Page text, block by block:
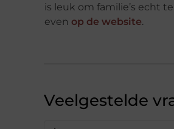
is leuk om familie’s echt
even op de website.
Veelgestelde